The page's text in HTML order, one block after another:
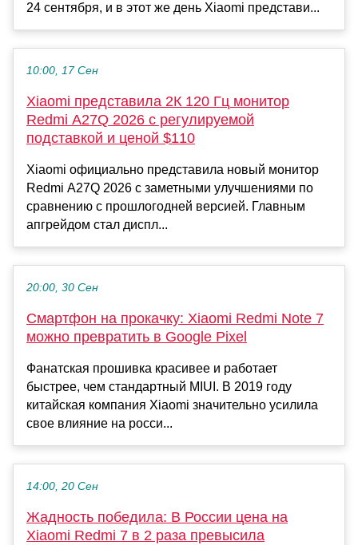
24 сентября, и в этот же день Xiaomi представи...
10:00, 17 Сен
Xiaomi представила 2К 120 Гц монитор
Redmi A27Q 2026 с регулируемой
подставкой и ценой $110
Xiaomi официально представила новый монитор
Redmi A27Q 2026 с заметными улучшениями по
сравнению с прошлогодней версией. Главным
апгрейдом стал диспл...
20:00, 30 Сен
Смартфон на прокачку: Xiaomi Redmi Note 7
можно превратить в Google Pixel
Фанатская прошивка красивее и работает
быстрее, чем стандартный MIUI. В 2019 году
китайская компания Xiaomi значительно усилила
свое влияние на росси...
14:00, 20 Сен
Жадность победила: В России цена на
Xiaomi Redmi 7 в 2 раза превысила